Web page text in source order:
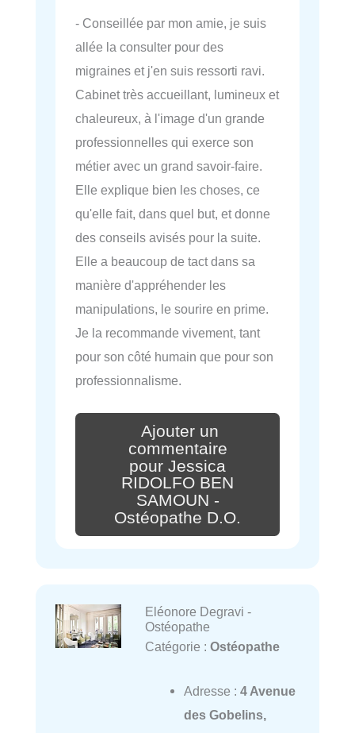
- Conseillée par mon amie, je suis
allée la consulter pour des
migraines et j'en suis ressorti ravi.
Cabinet très accueillant, lumineux et
chaleureux, à l'image d'un grande
professionnelles qui exerce son
métier avec un grand savoir-faire.
Elle explique bien les choses, ce
qu'elle fait, dans quel but, et donne
des conseils avisés pour la suite.
Elle a beaucoup de tact dans sa
manière d'appréhender les
manipulations, le sourire en prime.
Je la recommande vivement, tant
pour son côté humain que pour son
professionnalisme.
Ajouter un
commentaire
pour Jessica
RIDOLFO BEN
SAMOUN -
Ostéopathe D.O.
Eléonore Degravi -
Ostéopathe
Catégorie : Ostéopathe
Adresse : 4 Avenue
des Gobelins,